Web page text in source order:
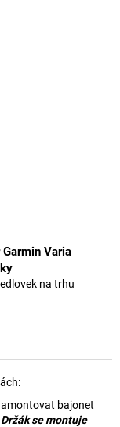
Varia
na trhu
bajonet
Držák se montuje